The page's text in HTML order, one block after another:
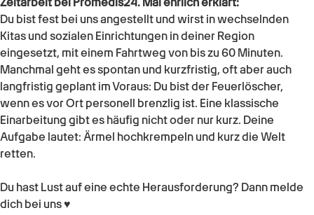
Du bist fest bei uns angestellt und wirst in wechselnden
Kitas und sozialen Einrichtungen in deiner Region
eingesetzt, mit einem Fahrtweg von bis zu 60 Minuten.
Manchmal geht es spontan und kurzfristig, oft aber auch
langfristig geplant im Voraus: Du bist der Feuerlöscher,
wenn es vor Ort personell brenzlig ist. Eine klassische
Einarbeitung gibt es häufig nicht oder nur kurz. Deine
Aufgabe lautet: Ärmel hochkrempeln und kurz die Welt
retten.
Du hast Lust auf eine echte Herausforderung? Dann melde
dich bei uns ♥